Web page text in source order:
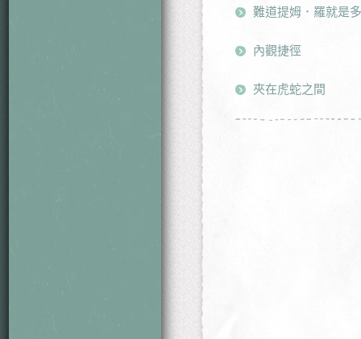
難道提姆．羅就是
內觀捷徑
夾在虎蛇之間